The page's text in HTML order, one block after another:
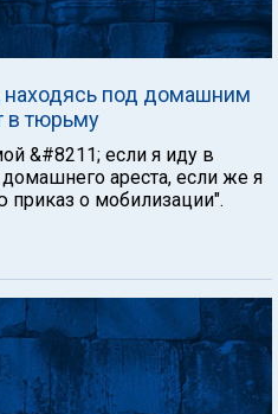
находясь под домашним
в тюрьму
&#8211; если я иду в
ареста, если же я
приказ о мобилизации".